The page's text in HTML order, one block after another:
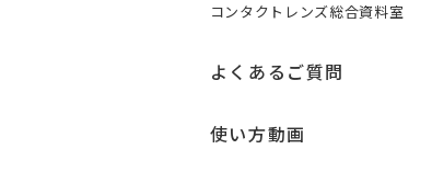
コンタクトレンズ総合資料室
よくあるご質問
使い方動画